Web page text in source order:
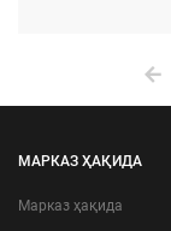
МАРКАЗ ҲАҚИДА
Марказ ҳақида